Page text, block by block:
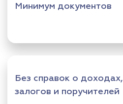
Минимум документов
Без справок о доходах,
залогов и поручителей